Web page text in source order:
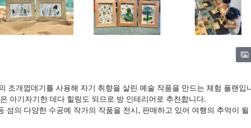
조개껍데기를 사용해 자기 취향을 살린 예술 작품을 만드는 체험 플랜입
아기자기한 데다 힐링도 되므로 방 인테리어로 추천합니다.
섬의 다양한 수공예 작가의 작품을 전시, 판매하고 있어 여행의 추억이